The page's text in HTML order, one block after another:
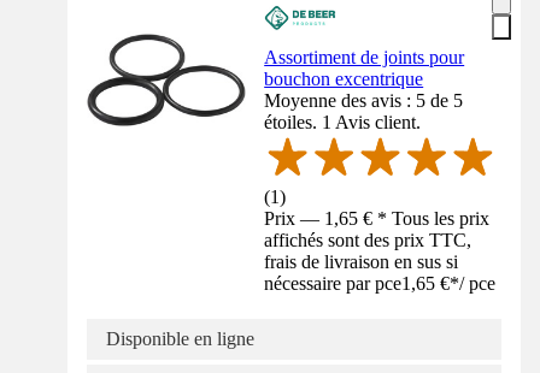
Assortiment de joints pour
bouchon excentrique
Moyenne des avis : 5 de 5
étoiles. 1 Avis client.
(1)
Prix — 1,65 € * Tous les prix
affichés sont des prix TTC,
frais de livraison en sus si
nécessaire par pce1,65 €*/ pce
Disponible en ligne